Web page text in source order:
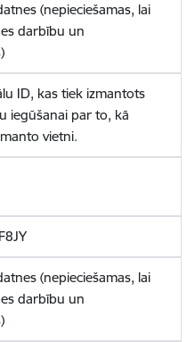
(nepieciešamas, lai
darbību un
ID, kas tiek izmantots
iegūšanai par to, kā
vietni.
(nepieciešamas, lai
darbību un